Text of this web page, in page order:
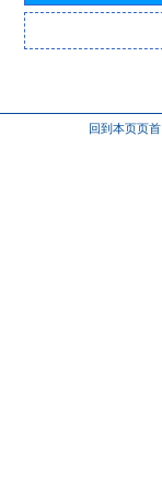
回到本页页首